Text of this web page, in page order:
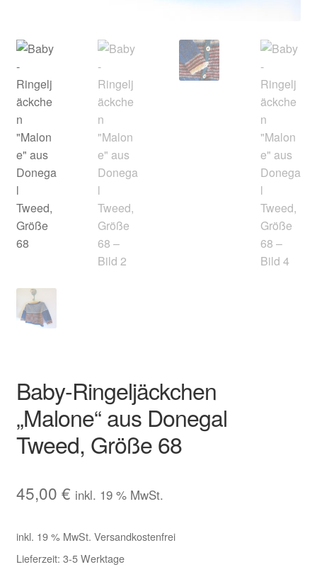
Baby-Ringeljäckchen
„Malone“ aus Donegal
Tweed, Größe 68
45,00 € inkl. 19 % MwSt.
inkl. 19 % MwSt. Versandkostenfrei
Lieferzeit: 3-5 Werktage